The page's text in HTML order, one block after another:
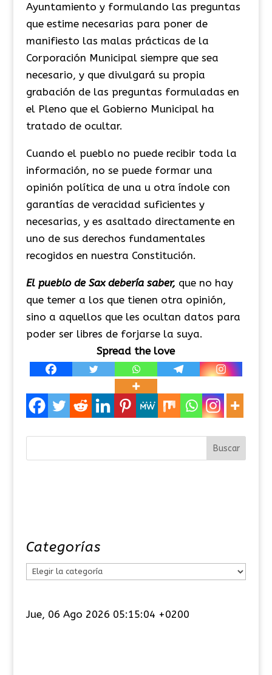
Ayuntamiento y formulando las preguntas
que estime necesarias para poner de
manifiesto las malas prácticas de la
Corporación Municipal siempre que sea
necesario, y que divulgará su propia
grabación de las preguntas formuladas en
el Pleno que el Gobierno Municipal ha
tratado de ocultar.
Cuando el pueblo no puede recibir toda la
información, no se puede formar una
opinión política de una u otra índole con
garantías de veracidad suficientes y
necesarias, y es asaltado directamente en
uno de sus derechos fundamentales
recogidos en nuestra Constitución.
El pueblo de Sax debería saber, que no hay
que temer a los que tienen otra opinión,
sino a aquellos que les ocultan datos para
poder ser libres de forjarse la suya.
Spread the love
Categorías
e
Jue, 06 Ago 2026 05:15:04 +0200